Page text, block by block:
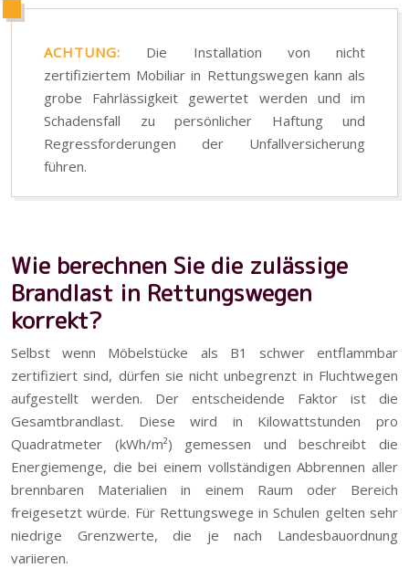
ACHTUNG: Die Installation von nicht
zertifiziertem Mobiliar in Rettungswegen kann als
grobe Fahrlässigkeit gewertet werden und im
Schadensfall zu persönlicher Haftung und
Regressforderungen der Unfallversicherung
führen.
Wie berechnen Sie die zulässige
Brandlast in Rettungswegen
korrekt?
Selbst wenn Möbelstücke als B1 schwer entflammbar
zertifiziert sind, dürfen sie nicht unbegrenzt in Fluchtwegen
aufgestellt werden. Der entscheidende Faktor ist die
Gesamtbrandlast. Diese wird in Kilowattstunden pro
Quadratmeter (kWh/m²) gemessen und beschreibt die
Energiemenge, die bei einem vollständigen Abbrennen aller
brennbaren Materialien in einem Raum oder Bereich
freigesetzt würde. Für Rettungswege in Schulen gelten sehr
niedrige Grenzwerte, die je nach Landesbauordnung
variieren.